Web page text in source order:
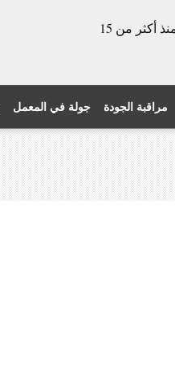
الشركة المصنعة للأبواب الدوارة وأجهزة وقوف السيارات المدرجة منذ أكثر من 15
جولة في المعمل مراقبة الجودة